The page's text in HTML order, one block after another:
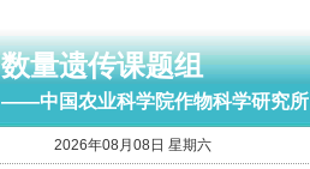
数量遗传课题组
——中国农业科学院作物科学研究所
2026年08月08日 星期六